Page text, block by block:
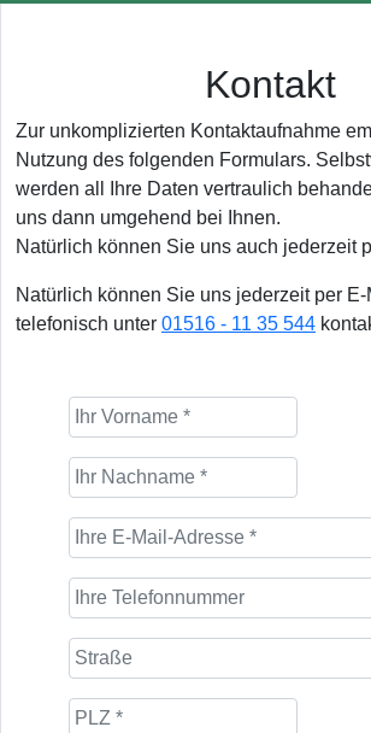
Kontakt
Zur unkomplizierten Kontaktaufnahme
Nutzung des folgenden Formulars.
werden all Ihre Daten vertraulich
uns dann umgehend bei Ihnen.
Natürlich können Sie uns auch jederzeit
Natürlich können Sie uns jederzeit per
telefonisch unter 01516 - 11 35 544